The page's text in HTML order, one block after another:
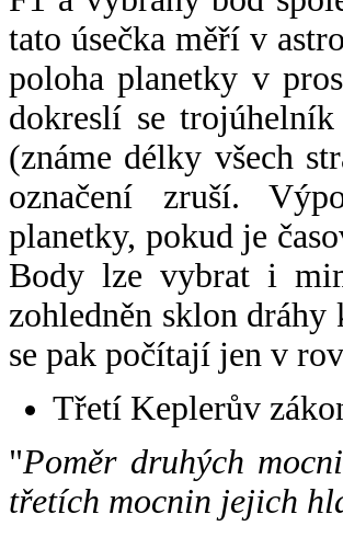
tato úsečka měří v
poloha planetky v
dokreslí se
(známe délky všech
označení zruší.
planetky, pokud je
Body lze vybrat i
zohledněn sklon
se pak počítají jen v
Třetí Keplerův
"Poměr druhých
třetích mocnin jejich